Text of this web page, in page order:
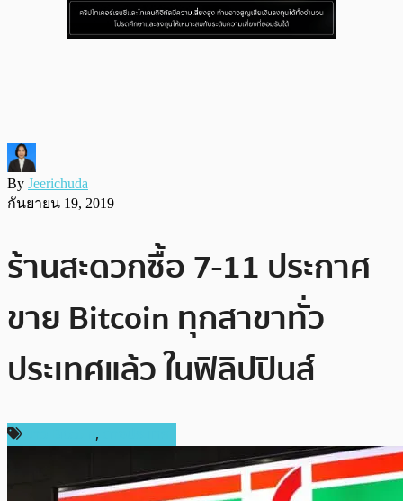
By Jeerichuda
กันยายน 19, 2019
ร้านสะดวกซื้อ 7-11 ประกาศ
ขาย Bitcoin ทุกสาขาทั่ว
ประเทศแล้ว ในฟิลิปปินส์
,